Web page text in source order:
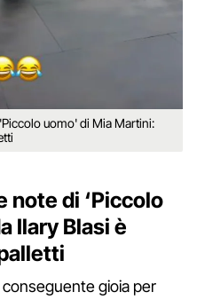
uomo' di Mia Martini:
note di ‘Piccolo
Ilary Blasi è
gioia per